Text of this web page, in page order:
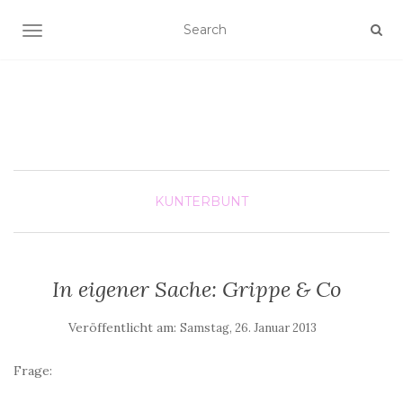
SCHALTE NAVIGATION
KUNTERBUNT
In eigener Sache: Grippe & Co
Veröffentlicht am: Samstag, 26. Januar 2013
Frage: